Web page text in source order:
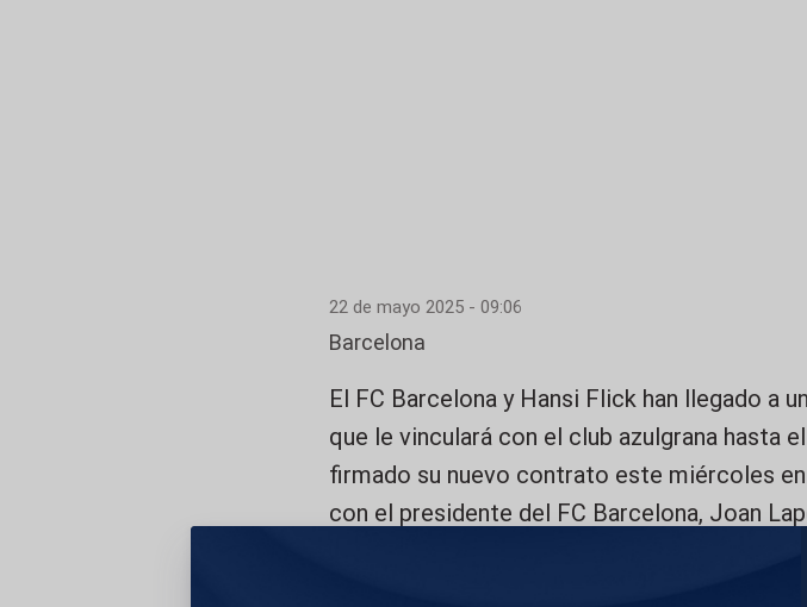
22 de mayo 2025 - 09:06
Barcelona
El FC Barcelona y Hansi Flick han llegado a
que le vinculará con el club azulgrana hasta
firmado su nuevo contrato este miércoles
con el presidente del FC Barcelona, Joan